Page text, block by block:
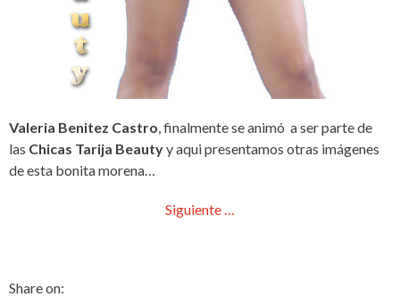
Valeria Benitez Castro, finalmente se animó a ser parte de
las Chicas Tarija Beautyy aqui presentamos otras imágenes
de esta bonita morena…
Siguiente …
Share on: